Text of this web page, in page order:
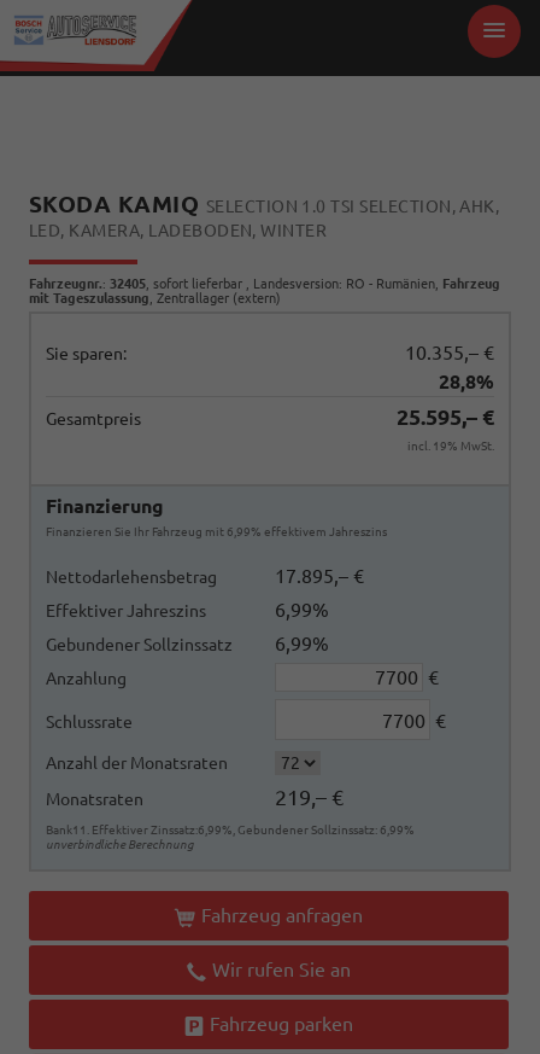
SKODA KAMIQ SELECTION 1.0 TSI SELECTION, AHK,
LED, KAMERA, LADEBODEN, WINTER
Fahrzeugnr.: 32405 sofort lieferbar , Landesversion: RO - Rumänien, Fahrzeug
mit Tageszulassung , Zentrallager (extern)
Sie sparen:
10.355,– €
28,8%
Gesamtpreis 25.595,– €
incl. 19% MwSt.
Finanzierung
Finanzieren Sie Ihr Fahrzeug mit 6,99% effektivem Jahreszins
Nettodarlehensbetrag 17.895,– €
Effektiver Jahreszins 6,99%
Gebundener Sollzinssatz 6,99%
Anzahlung €
Schlussrate €
Anzahl der Monatsraten
Monatsraten
219,– €
Bank11. Effektiver Zinssatz:6,99%, Gebundener Sollzinssatz: 6,99%
unverbindliche Berechnung
Fahrzeug anfragen
Wir rufen Sie an
Fahrzeug parken